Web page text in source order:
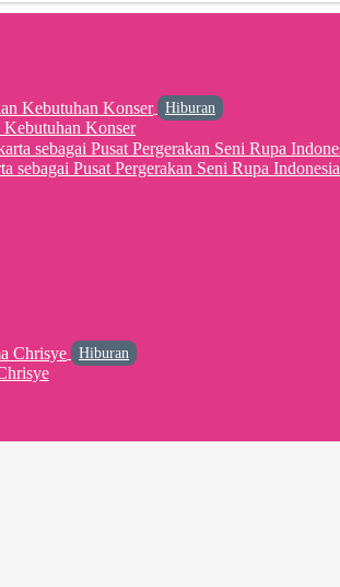
Hiburan
Kebutuhan Konser
sebagai Pusat Pergerakan Seni Rupa Indonesia
Hiburan